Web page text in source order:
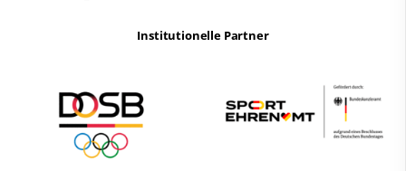
Institutionelle Partner